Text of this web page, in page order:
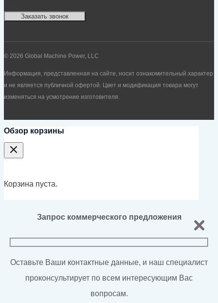
Заказать звонок
© 2026 Global Machine Power, LLC
Информация, представленная на сайте, носит ознакомительный характер
и не является публичной офертой. Цвет и модификация товара могут
изменяться на усмотрение изготовителя.
Обзор корзины
Корзина пуста.
Запрос коммерческого предложения
Оставьте Ваши контактные данные, и наш специалист
проконсультирует по всем интересующим Вас
вопросам.